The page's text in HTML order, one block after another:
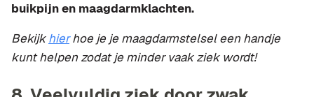
buikpijn en maagdarmklachten.
Bekijkhierhoe je je maagdarmstelsel een handje
kunt helpen zodat je minder vaak ziek wordt!